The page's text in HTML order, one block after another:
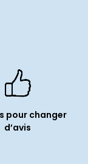
pour changer
d’avis